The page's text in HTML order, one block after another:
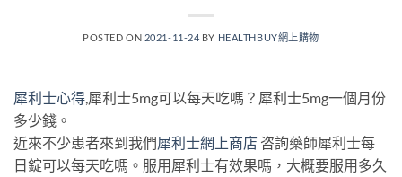
POSTED ON 2021-11-24 BY HEALTHBUY網上購物
犀利士心得 ,犀利士5mg可以每天吃嗎？犀利士5mg一個月份
多少錢。
近來不少患者來到我們犀利士網上商店 咨詢藥師犀利士每
日錠可以每天吃嗎。服用犀利士有效果嗎，大概要服用多久